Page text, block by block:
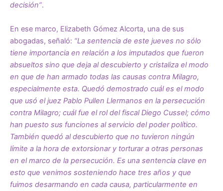
decisión”.
En ese marco, Elizabeth Gómez Alcorta, una de sus
abogadas, señaló: “La sentencia de este jueves no sólo
tiene importancia en relación a los imputados que fueron
absueltos sino que deja al descubierto y cristaliza el modo
en que de han armado todas las causas contra Milagro,
especialmente esta. Quedó demostrado cuál es el modo
que usó el juez Pablo Pullen Llermanos en la persecución
contra Milagro; cuál fue el rol del fiscal Diego Cussel; cómo
han puesto sus funciones al servicio del poder político.
También quedó al descubierto que no tuvieron ningún
límite a la hora de extorsionar y torturar a otras personas
en el marco de la persecución. Es una sentencia clave en
esto que venimos sosteniendo hace tres años y que
fuimos desarmando en cada causa, particularmente en